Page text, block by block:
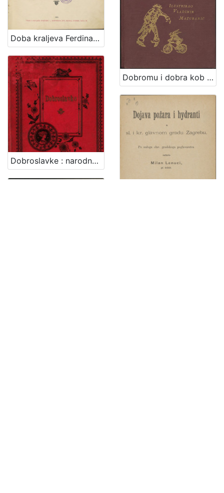
Doba kraljeva Ferdinanda I., Maksimilijana i Rudolfa : (1527-1608) : sa 160 ilustracija
Dobromu i dobra kob / Ivan Brlić
Dobroslavke : narodne pripovijesti hrvatskoj mladeži / pribrao i priredio Franjo Bartuš